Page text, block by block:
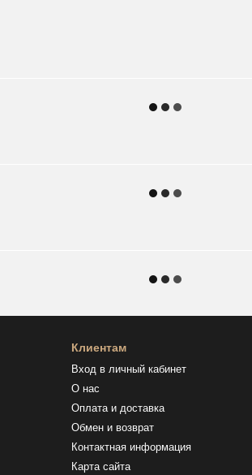
Клиентам
Вход в личный кабинет
О нас
Оплата и доставка
Обмен и возврат
Контактная информация
Карта сайта